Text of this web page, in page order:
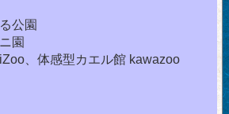
公園
園
、体感型カエル館 kawazoo